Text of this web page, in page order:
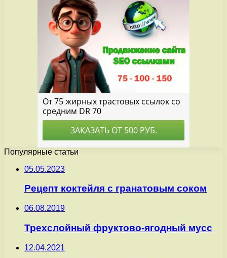
Популярные статьи
05.05.2023
Рецепт коктейля с гранатовым соком
06.08.2019
Трехслойный фруктово-ягодный мусс
12.04.2021